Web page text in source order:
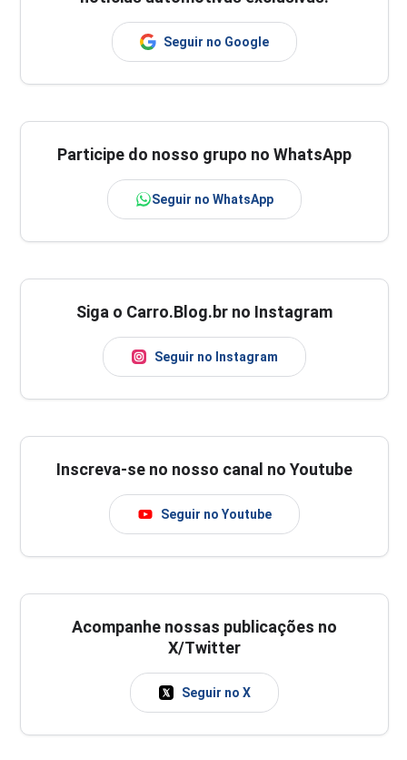
Seguir no Google
Participe do nosso grupo no WhatsApp
Seguir no WhatsApp
Siga o Carro.Blog.br no Instagram
Seguir no Instagram
Inscreva-se no nosso canal no Youtube
Seguir no Youtube
Acompanhe nossas publicações no
X/Twitter
Seguir no X